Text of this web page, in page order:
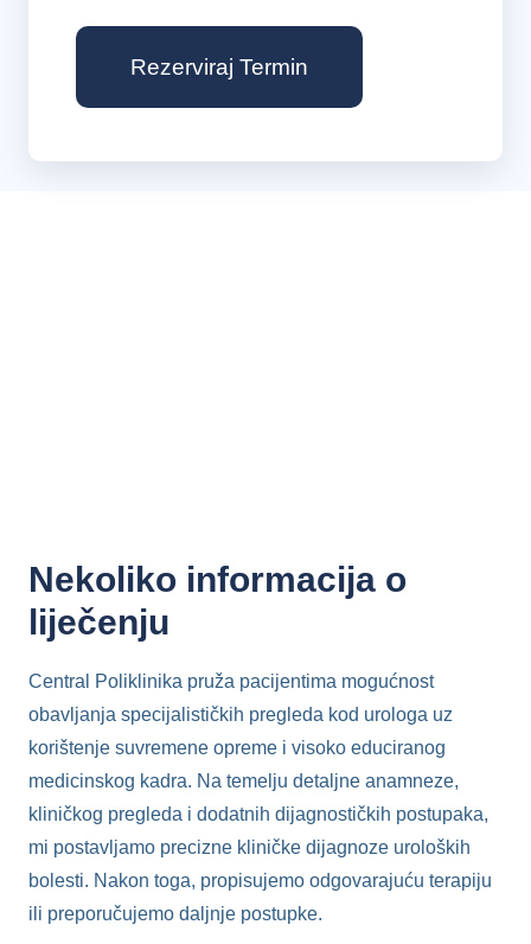
Rezerviraj Termin
Nekoliko informacija o
liječenju
Central Poliklinika pruža pacijentima mogućnost
obavljanja specijalističkih pregleda kod urologa uz
korištenje suvremene opreme i visoko educiranog
medicinskog kadra. Na temelju detaljne anamneze,
kliničkog pregleda i dodatnih dijagnostičkih postupaka,
mi postavljamo precizne kliničke dijagnoze uroloških
bolesti. Nakon toga, propisujemo odgovarajuću terapiju
ili preporučujemo daljnje postupke.